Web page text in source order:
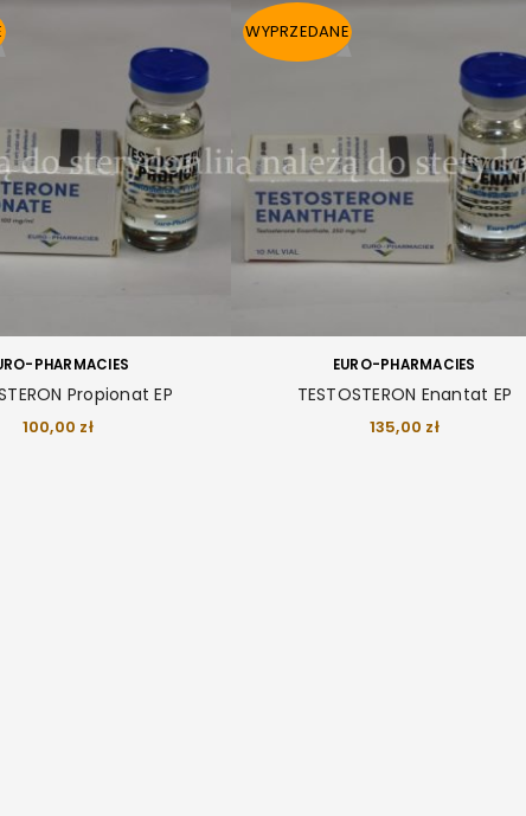
Zapamiętaj mnie
ZALOGUJ SIĘ
PHARMACIES
Propionat EP
100,00 zł
WYPRZEDANE
EURO-PHARMACIES
TESTOSTERON Enantat EP
135,00 zł